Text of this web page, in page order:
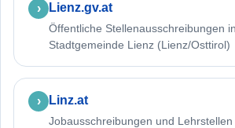
Lienz.gv.at
Öffentliche Stellenausschreibungen
Stadtgemeinde Lienz (Lienz/Osttirol)
Linz.at
Jobausschreibungen und